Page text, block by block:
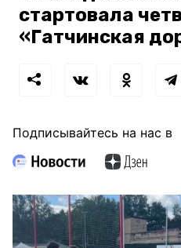
стартовала
«Гатчинская
Подписывайтесь на нас в